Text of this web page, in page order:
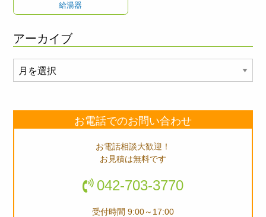
給湯器
アーカイブ
ー
イ
お電話でのお問い合わせ
お電話相談大歓迎！
お見積は無料です
042-703-3770
受付時間 9:00～17:00